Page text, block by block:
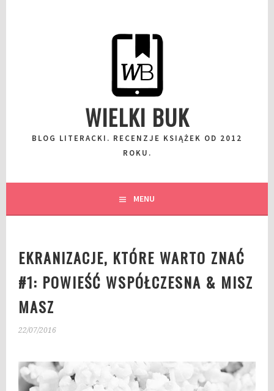
WIELKI BUK
BLOG LITERACKI. RECENZJE KSIĄŻEK OD 2012
ROKU.
MENU
EKRANIZACJE, KTÓRE WARTO ZNAĆ
#1: POWIEŚĆ WSPÓŁCZESNA & MISZ
MASZ
22/07/2016